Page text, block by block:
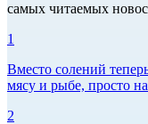
самых читаемых
1
Вместо солений
мясу и рыбе, просто
2